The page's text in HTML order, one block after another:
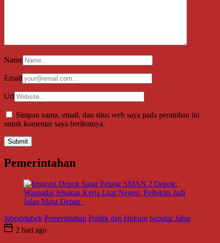
Name
Email
Url
Simpan nama, email, dan situs web saya pada peramban ini
untuk komentar saya berikutnya.
Pemerintahan
Jabodetabek Pemerintahan Politik dan Hukum Seputar Jabar
2 hari ago